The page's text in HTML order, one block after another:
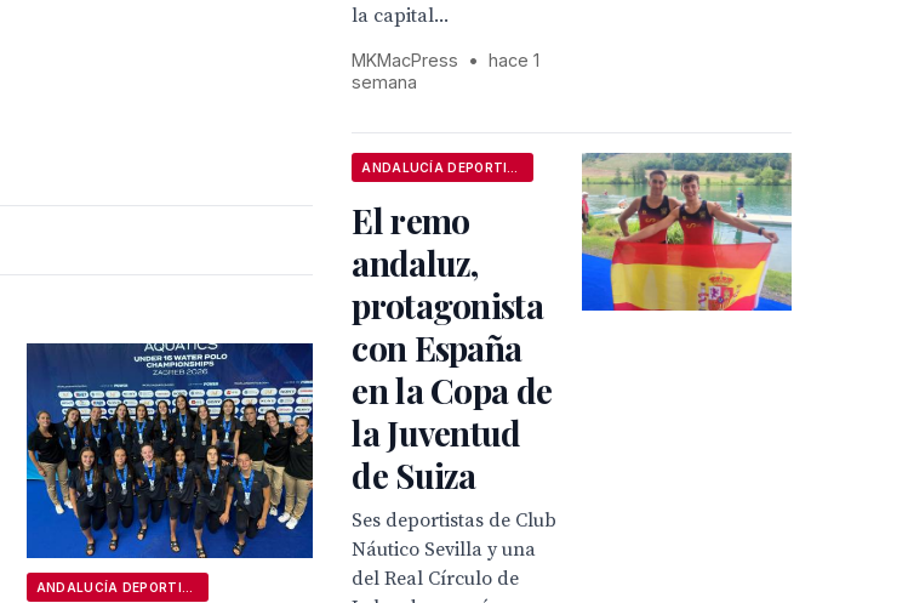
la capital...
MKMacPress •
hace 1
semana
El remo
andaluz,
protagonista
con España
en la Copa de
la Juventud
de Suiza
Ses deportistas de Club
Náutico Sevilla y una
del Real Círculo de